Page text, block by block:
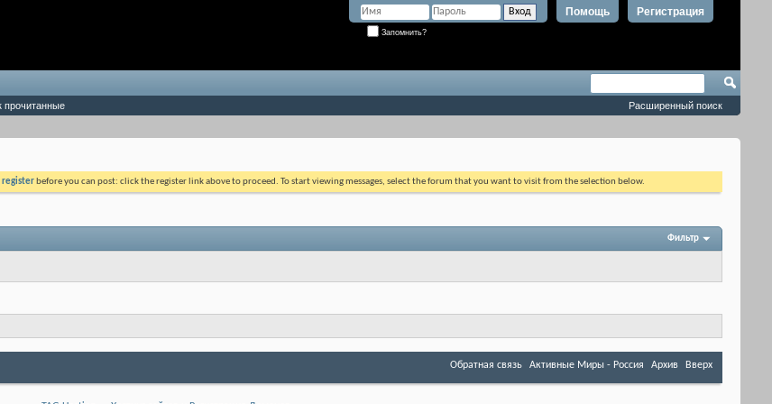
Регистрация
Помощь
Запомнить?
прочитанные Расширенный поиск
register before you can post: click the register link above to proceed. To start viewing messages, select the forum that you want to visit from the selection below.
Фильтр
Обратная связь Активные Миры - Россия Архив Вверх